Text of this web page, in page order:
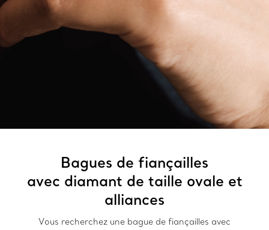
Bagues de fiançailles
avec diamant de taille ovale et
alliances
Vous recherchez une bague de fiançailles avec